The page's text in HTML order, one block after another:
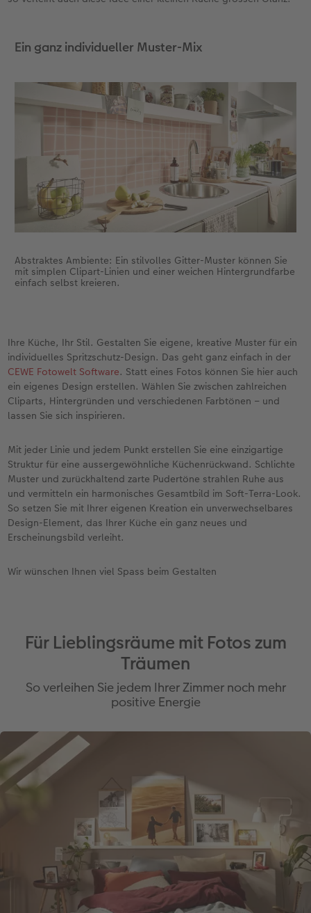
Ein ganz individueller Muster-Mix
Abstraktes Ambiente: Ein stilvolles Gitter-Muster können Sie
mit simplen Clipart-Linien und einer weichen Hintergrundfarbe
einfach selbst kreieren.
Ihre Küche, Ihr Stil. Gestalten Sie eigene, kreative Muster für ein
individuelles Spritzschutz-Design. Das geht ganz einfach in der
CEWE Fotowelt Software. Statt eines Fotos können Sie hier auch
ein eigenes Design erstellen. Wählen Sie zwischen zahlreichen
Cliparts, Hintergründen und verschiedenen Farbtönen – und
lassen Sie sich inspirieren.
Mit jeder Linie und jedem Punkt erstellen Sie eine einzigartige
Struktur für eine aussergewöhnliche Küchenrückwand. Schlichte
Muster und zurückhaltend zarte Pudertöne strahlen Ruhe aus
und vermitteln ein harmonisches Gesamtbild im Soft-Terra-Look.
So setzen Sie mit Ihrer eigenen Kreation ein unverwechselbares
Design-Element, das Ihrer Küche ein ganz neues und
Erscheinungsbild verleiht.
Wir wünschen Ihnen viel Spass beim Gestalten
Für Lieblingsräume mit Fotos zum
Träumen
So verleihen Sie jedem Ihrer Zimmer noch mehr
positive Energie